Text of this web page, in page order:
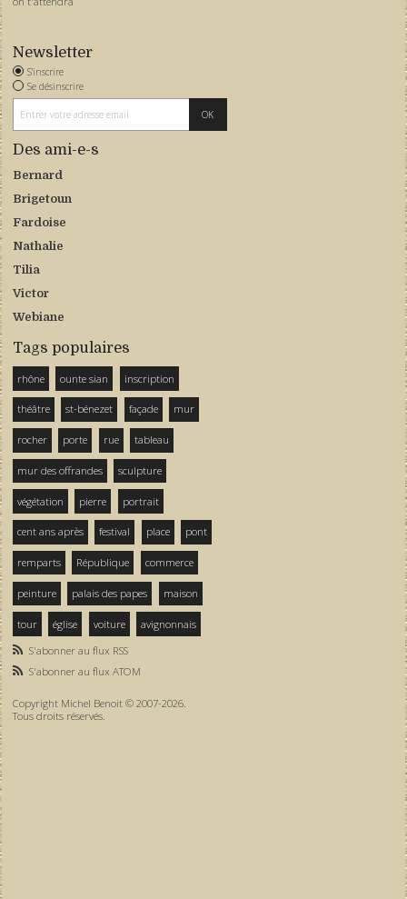
Newsletter
S'inscrire
Se désinscrire
Des ami-e-s
Bernard
Brigetoun
Fardoise
Nathalie
Tilia
Victor
Webiane
Tags populaires
rhône ounte sian inscription
théâtre st-bénezet façade mur
rocher porte rue tableau
mur des offrandes sculpture
végétation pierre portrait
cent ans après festival place pont
remparts République commerce
peinture palais des papes maison
tour église voiture
avignonnais
S'abonner au flux RSS
S'abonner au flux ATOM
Copyright Michel Benoit © 2007-2026.
Tous droits réservés.